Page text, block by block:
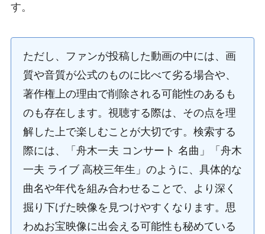
す。
ただし、ファンが投稿した動画の中には、画
質や音質が公式のものに比べて劣る場合や、
著作権上の理由で削除される可能性のあるも
のも存在します。視聴する際は、その点を理
解した上で楽しむことが大切です。検索する
際には、「舟木一夫 コンサート 名曲」「舟木
一夫 ライブ 高校三年生」のように、具体的な
曲名や年代を組み合わせることで、より深く
掘り下げた映像を見つけやすくなります。思
わぬお宝映像に出会える可能性も秘めている